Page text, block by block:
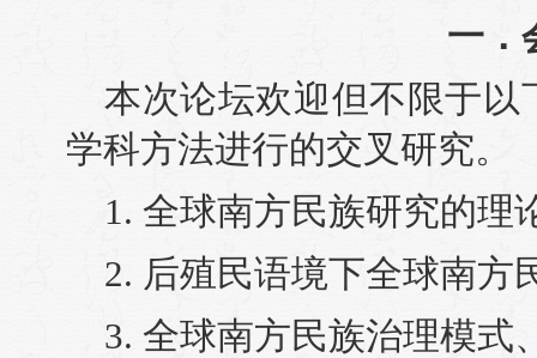
一．
本次论坛欢迎但不限于
学科方法进行的交叉研究。
1. 全球南方民族研究的理
2. 后殖民语境下全球南方
3. 全球南方民族治理模式